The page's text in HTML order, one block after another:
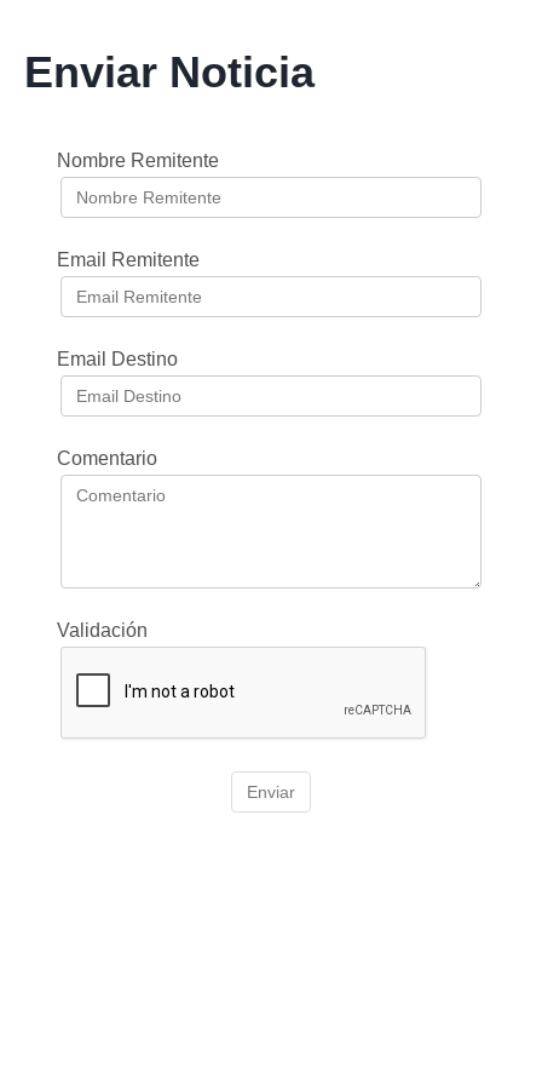
Enviar Noticia
Nombre Remitente
Email Remitente
Email Destino
Comentario
Validación